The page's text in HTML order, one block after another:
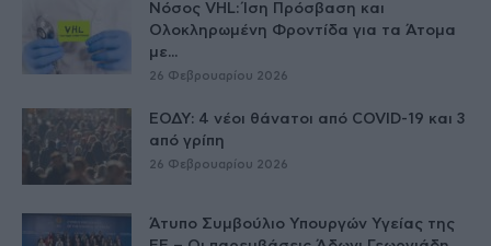
Νόσος VHL: Ίση Πρόσβαση και
Ολοκληρωμένη Φροντίδα για τα Άτομα
με...
26 Φεβρουαρίου 2026
ΕΟΔΥ: 4 νέοι θάνατοι από COVID-19 και 3
από γρίπη
26 Φεβρουαρίου 2026
Άτυπο Συμβούλιο Υπουργών Υγείας της